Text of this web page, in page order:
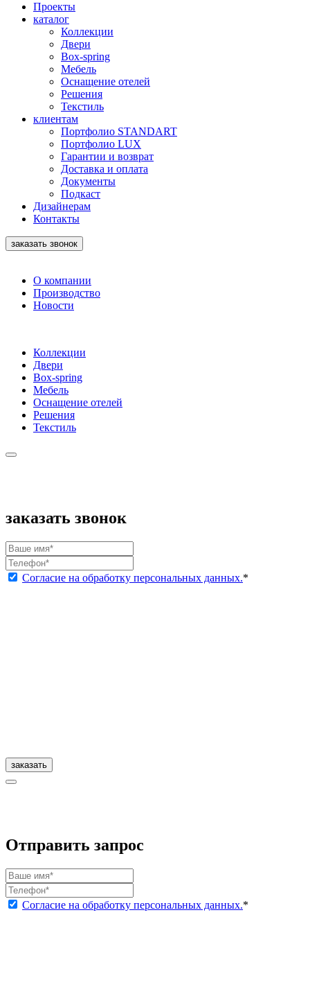
Проекты
каталог
Коллекции
Двери
Box-spring
Мебель
Оснащение отелей
Решения
Текстиль
клиентам
Портфолио STANDART
Портфолио LUX
Гарантии и возврат
Доставка и оплата
Документы
Подкаст
Дизайнерам
Контакты
заказать звонок
О компании
Производство
Новости
Коллекции
Двери
Box-spring
Мебель
Оснащение отелей
Решения
Текстиль
заказать звонок
Согласие на обработку персональных данных.*
заказать
Отправить запрос
Согласие на обработку персональных данных.*